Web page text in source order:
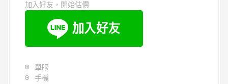
加入好友，開始估價
單眼
手機